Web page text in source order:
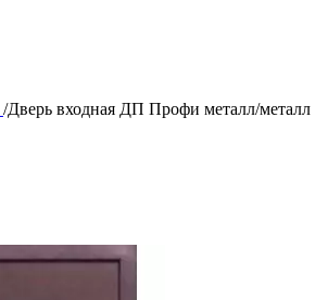
/Дверь входная ДП Профи металл/металл